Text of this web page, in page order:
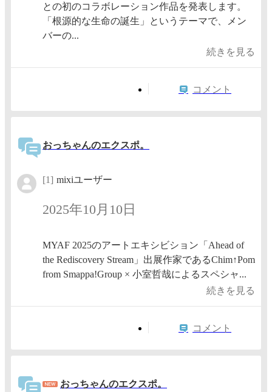
との初のコラボレーション作品を発表します。
「根源的な生命の誕生」というテーマで、メン
バーの...
続きを見る
コメント
おっちゃんのエクスポ。
[1] mixiユーザー
2025年10月10日
MYAF 2025のアートエキシビション「Ahead of
the Rediscovery Stream」出展作家であるChim↑Pom
from Smappa!Group × 小室哲哉によるスペシャ...
続きを見る
コメント
おっちゃんのエクスポ。